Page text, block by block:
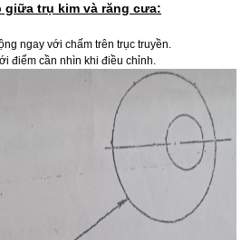
trụ kim và răng cưa:
ngay với chấm trên trục truyền.
điểm cần nhìn khi điều chỉnh.